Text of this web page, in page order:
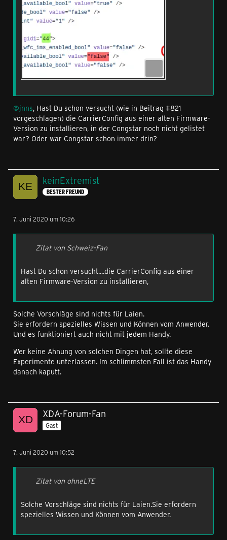
@jnns, Hast Du schon versucht (wie in Beitrag #821
vorgeschlagen) die CarrierConfig aus einer alten Firmware-
Version zu installieren, in der Congstar noch nicht gelistet
war? Oder war Congstar schon immer drin?
keinExtremist
BESTER FREUND
7. Juni 2020 um 10:26
Zitat von Schweiz-Fan
Hast Du schon versucht....die CarrierConfig aus einer
alten Firmware-Version zu installieren,
Solche Vorschläge sind nichts für Laien.
Sie erfordern spezielles Wissen und Können vom Anwender.
Und es funktioniert auch nicht mit jedem Handy.
Wer keine Ahnung von solchen Dingen hat, sollte diese
Experimente unterlassen. Im schlimmsten Fall ist das Handy
danach kaputt.
XDA-Forum-Fan
Gast
7. Juni 2020 um 10:52
Zitat von ohneLTE
Solche Vorschläge sind nichts für Laien.Sie erfordern
spezielles Wissen und Können vom Anwender.